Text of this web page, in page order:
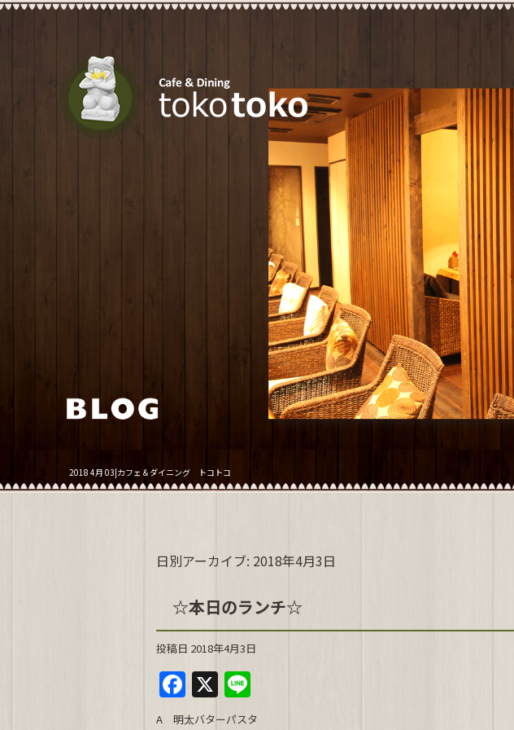
2018 4月 03|カフェ＆ダイニング トコトコ
日別アーカイブ: 2018年4月3日
☆本日のランチ☆
投稿日 2018年4月3日
F
a
X
n
A 明太バターパスタ